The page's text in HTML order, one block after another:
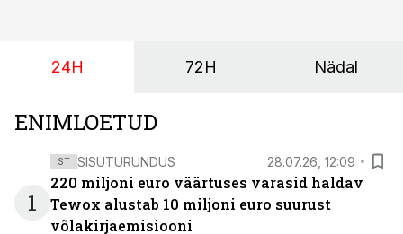
24H 72H Nädal
ENIMLOETUD
1
ST SISUTURUNDUS 28.07.26, 12:09
220 miljoni euro väärtuses varasid haldav
Tewox alustab 10 miljoni euro suurust
võlakirjaemisiooni